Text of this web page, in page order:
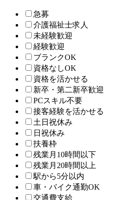
急募
介護福祉士求人
未経験歓迎
経験歓迎
ブランクOK
資格なしOK
資格を活かせる
新卒・第二新卒歓迎
PCスキル不要
接客経験を活かせる
土日祝休み
日祝休み
扶養枠
残業月10時間以下
残業月20時間以上
駅から5分以内
車・バイク通勤OK
交通費支給